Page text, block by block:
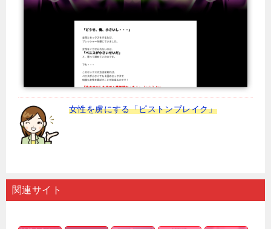
女性を虜にする「ピストンブレイク」
関連サイト